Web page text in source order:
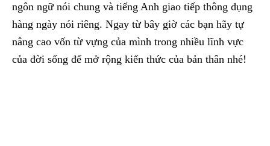
ngôn ngữ nói chung và tiếng Anh giao tiếp thông dụng
hàng ngày nói riêng. Ngay từ bây giờ các bạn hãy tự
nâng cao vốn từ vựng của mình trong nhiều lĩnh vực
của đời sống để mở rộng kiến thức của bản thân nhé!